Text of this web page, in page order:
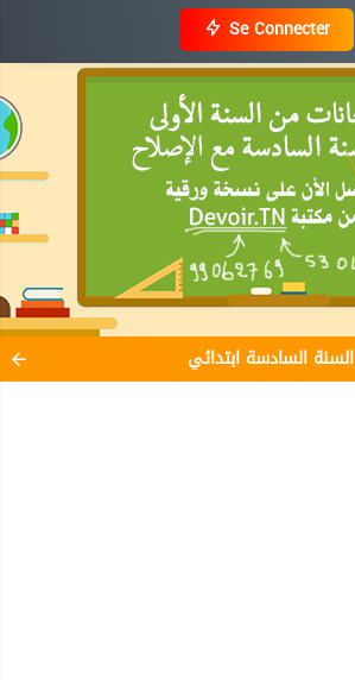
Se Connecter
السنة السادسة ابتدائي